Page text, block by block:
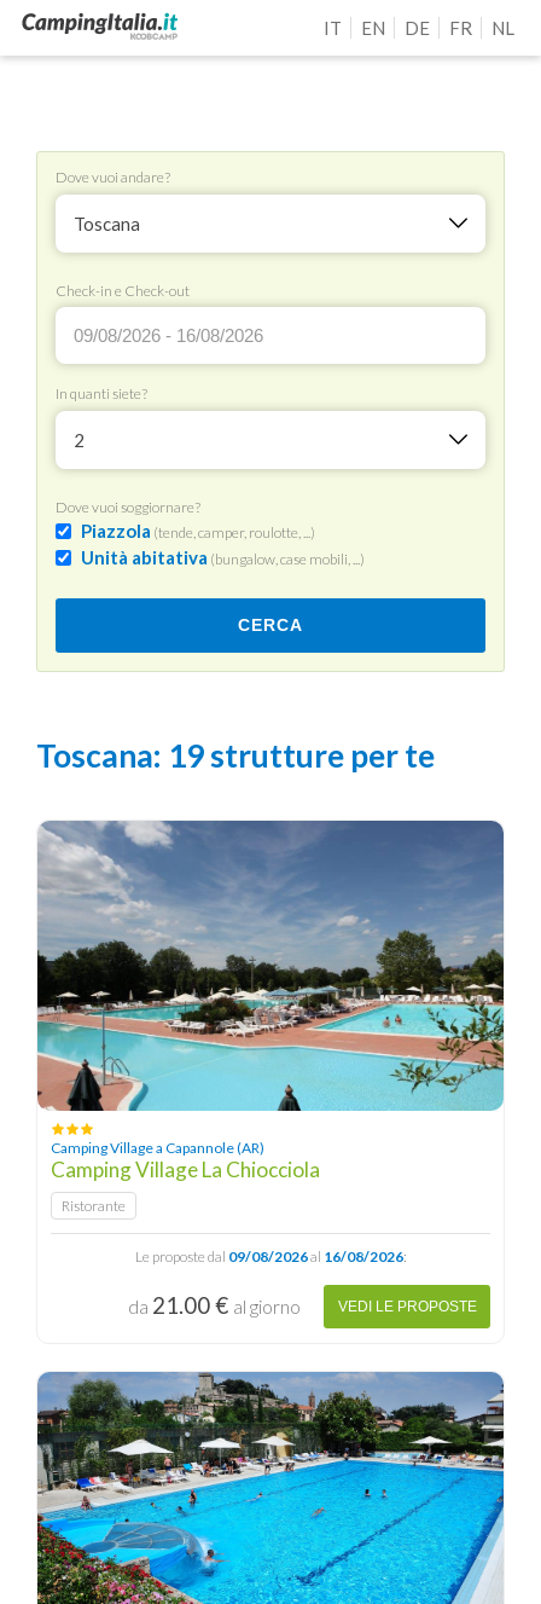
IT EN DE FR NL
Dove vuoi andare?
Toscana
Check-in e Check-out
In quanti siete?
2
Dove vuoi soggiornare?
Piazzola (tende, camper, roulotte, ...)
Unità abitativa (bungalow, case mobili, ...)
CERCA
Toscana: 19 strutture per te
Camping Village a Capannole (AR)
Camping Village La Chiocciola
Ristorante
Le proposte dal 09/08/2026al 16/08/2026:
da 21.00 € al giorno VEDI LE PROPOSTE